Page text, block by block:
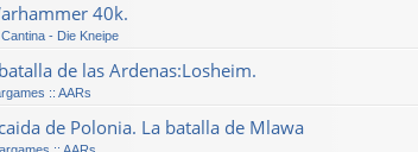
40k.
Cantina - Die Kneipe
de las Ardenas:Losheim.
:: AARs
de Polonia. La batalla de Mlawa